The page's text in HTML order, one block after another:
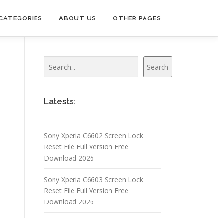
ABOUT US OTHER PAGES
Search
Latests:
Sony Xperia C6602 Screen Lock
Reset File Full Version Free
Download 2026
Sony Xperia C6603 Screen Lock
Reset File Full Version Free
Download 2026